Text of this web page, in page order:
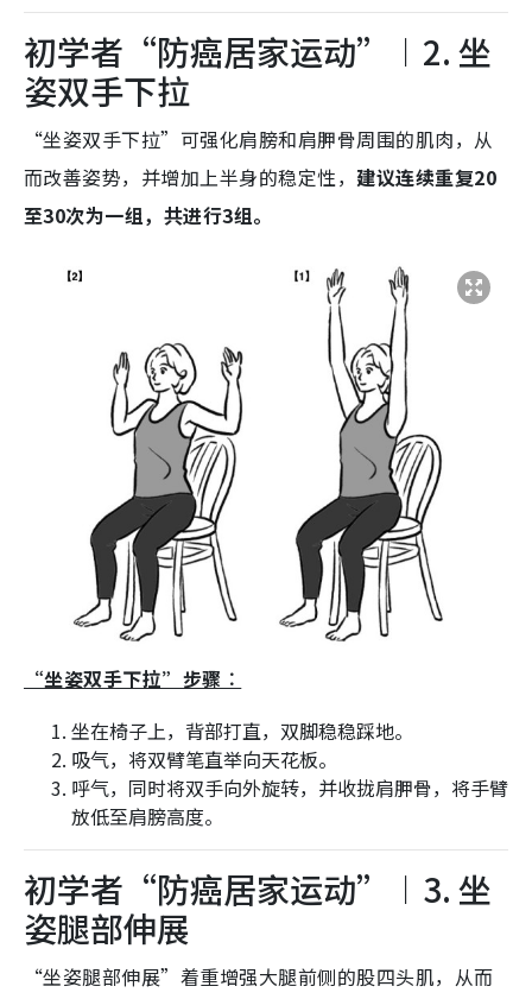
初学者“防癌居家运动”︱2. 坐
姿双手下拉
“坐姿双手下拉”可强化肩膀和肩胛骨周围的肌肉，从
而改善姿势，并增加上半身的稳定性，建议连续重复20
至30次为一组，共进行3组。
“坐姿双手下拉”步骤︰
坐在椅子上，背部打直，双脚稳稳踩地。
吸气，将双臂笔直举向天花板。
呼气，同时将双手向外旋转，并收拢肩胛骨，将手臂
放低至肩膀高度。
初学者“防癌居家运动”︱3. 坐
姿腿部伸展
“坐姿腿部伸展”着重增强大腿前侧的股四头肌，从而